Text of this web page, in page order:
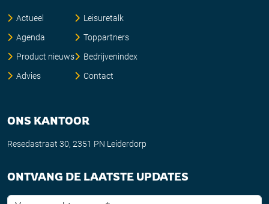
Actueel
Agenda
Product nieuws
Advies
Leisuretalk
Toppartners
Bedrijvenindex
Contact
ONS KANTOOR
Resedastraat 30, 2351 PN Leiderdorp
ONTVANG DE LAATSTE UPDATES